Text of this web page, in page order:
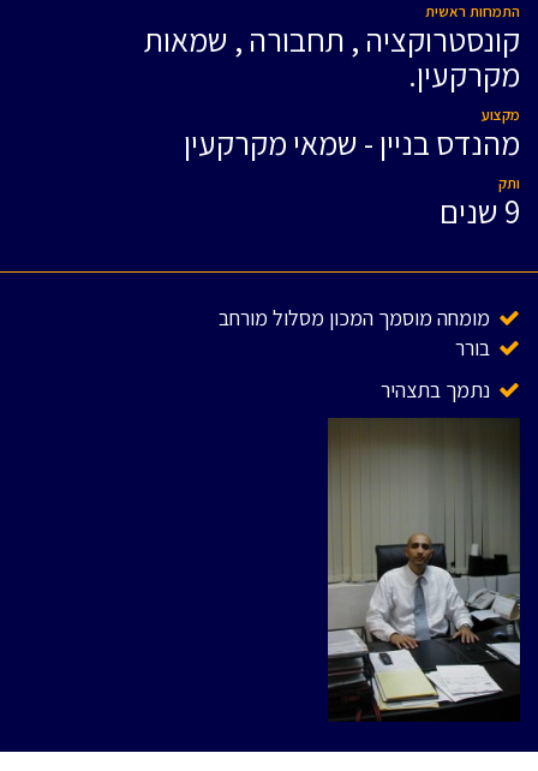
התמחות ראשית
קונסטרוקציה , תחבורה , שמאות
מקרקעין.
מקצוע
מהנדס בניין - שמאי מקרקעין
ותק
9 שנים
מומחה מוסמך המכון מסלול מורחב
בורר
נתמך בתצהיר